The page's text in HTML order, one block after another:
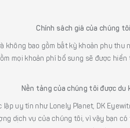
Chính sách giá của chúng
bao gồm bất kỳ khoản phụ
mọi khoản phí bổ sung sẽ được
Nền tảng của chúng tôi được du
uy tín như Lonely Planet, DK
dịch vụ của chúng tôi, vì vậy bạn